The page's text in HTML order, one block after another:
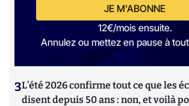
JE M'ABONNE
12€/mois ensuite.
Annulez ou mettez en pause à
3L’été 2026 confirme tout ce que les
disent depuis 50 ans : non, et voilà